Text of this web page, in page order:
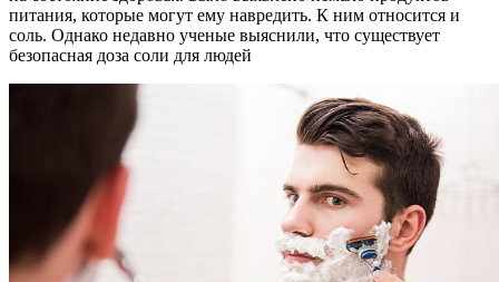
питания, которые могут ему навредить. К ним относится и
соль. Однако недавно ученые выяснили, что существует
безопасная доза соли для людей